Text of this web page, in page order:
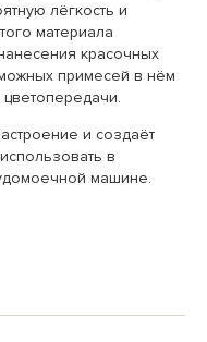
лёгкость и
материала
красочных
примесей в нём
и создаёт
в
машине.